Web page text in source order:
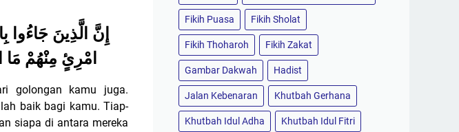
إِنَّ الَّذِينَ
امْرِئٍ مِنْهُمْ
golongan kamu juga.
baik bagi kamu. Tiap-
siapa di antara mereka
Fikih Puasa Fikih Sholat
Fikih Thoharoh Fikih Zakat
Gambar Dakwah Hadist
Jalan Kebenaran Khutbah Gerhana
Khutbah Idul Adha Khutbah Idul Fitri